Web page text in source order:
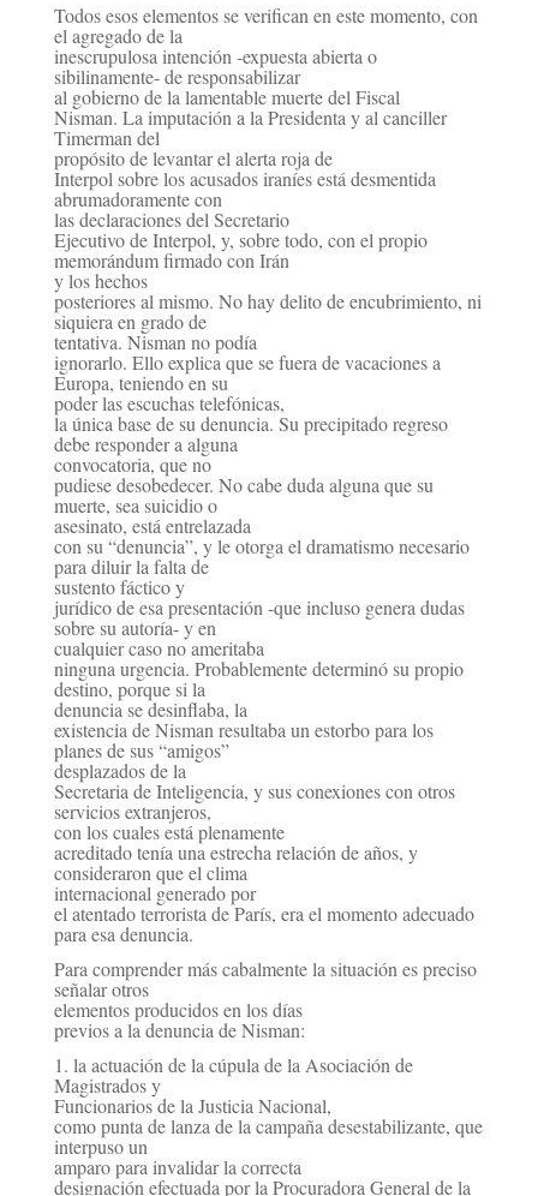
Todos esos elementos se verifican en este momento, con
el agregado de la
inescrupulosa intención -expuesta abierta o
sibilinamente- de responsabilizar
al gobierno de la lamentable muerte del Fiscal
Nisman. La imputación a la Presidenta y al canciller
Timerman del
propósito de levantar el alerta roja de
Interpol sobre los acusados iraníes está desmentida
abrumadoramente con
las declaraciones del Secretario
Ejecutivo de Interpol, y, sobre todo, con el propio
memorándum firmado con Irán
y los hechos
posteriores al mismo. No hay delito de encubrimiento, ni
siquiera en grado de
tentativa. Nisman no podía
ignorarlo. Ello explica que se fuera de vacaciones a
Europa, teniendo en su
poder las escuchas telefónicas,
la única base de su denuncia. Su precipitado regreso
debe responder a alguna
convocatoria, que no
pudiese desobedecer. No cabe duda alguna que su
muerte, sea suicidio o
asesinato, está entrelazada
con su “denuncia”, y le otorga el dramatismo necesario
para diluir la falta de
sustento fáctico y
jurídico de esa presentación -que incluso genera dudas
sobre su autoría- y en
cualquier caso no ameritaba
ninguna urgencia. Probablemente determinó su propio
destino, porque si la
denuncia se desinflaba, la
existencia de Nisman resultaba un estorbo para los
planes de sus “amigos”
desplazados de la
Secretaria de Inteligencia, y sus conexiones con otros
servicios extranjeros,
con los cuales está plenamente
acreditado tenía una estrecha relación de años, y
consideraron que el clima
internacional generado por
el atentado terrorista de París, era el momento adecuado
para esa denuncia.
Para comprender más cabalmente la situación es preciso
señalar otros
elementos producidos en los días
previos a la denuncia de Nisman:
1. la actuación de la cúpula de la Asociación de
Magistrados y
Funcionarios de la Justicia Nacional,
como punta de lanza de la campaña desestabilizante, que
interpuso un
amparo para invalidar la correcta
designación efectuada por la Procuradora General de la